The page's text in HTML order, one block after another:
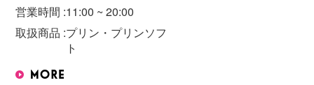
営業時間 :11:00 ~ 20:00
取扱商品 :プリン・プリンソフ
ト